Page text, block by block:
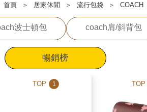
首頁 ＞ 居家休閒 ＞ 流行包袋 ＞ COACH
波士頓包 coach肩/斜背包
暢銷榜
TOP 1 TOP